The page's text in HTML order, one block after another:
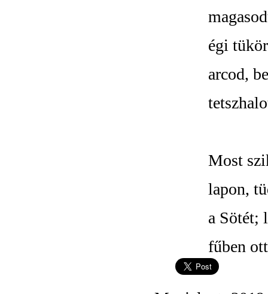
égi
arcod,
Most
lapon,
a Sötét;
fűben